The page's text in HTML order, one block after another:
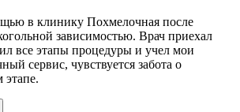
в клинику Похмелочная после
зависимостью. Врач приехал
все этапы процедуры и учел мои
сервис, чувствуется забота о
этапе.